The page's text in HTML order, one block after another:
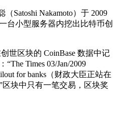
Satoshi Nakamoto）于 2009
台小型服务器内挖出比特币创
世区块的 CoinBase 数据中记
Times 03/Jan/2009
for banks（财政大臣正站在
块中只有一笔交易，区块奖